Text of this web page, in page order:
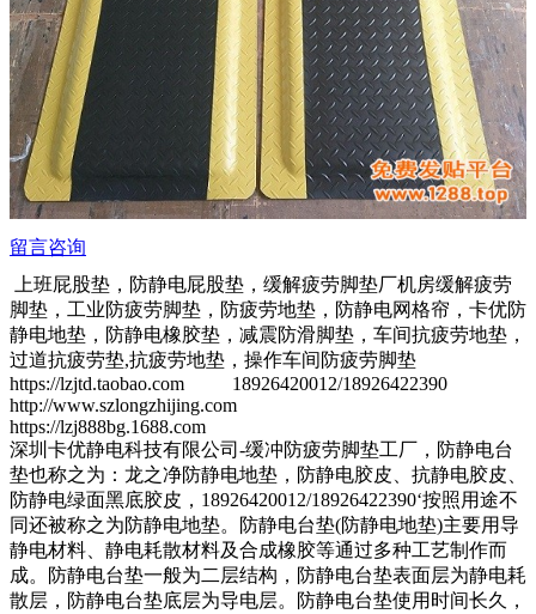
留言咨询
上班屁股垫，防静电屁股垫，缓解疲劳脚垫厂机房缓解疲劳
脚垫，工业防疲劳脚垫，防疲劳地垫，防静电网格帘，卡优防
静电地垫，防静电橡胶垫，减震防滑脚垫，车间抗疲劳地垫，
过道抗疲劳垫,抗疲劳地垫，操作车间防疲劳脚垫
https://lzjtd.taobao.com 18926420012/18926422390
http://www.szlongzhijing.com
https://lzj888bg.1688.com
深圳卡优静电科技有限公司-缓冲防疲劳脚垫工厂，防静电台
垫也称之为：龙之净防静电地垫，防静电胶皮、抗静电胶皮、
防静电绿面黑底胶皮，18926420012/18926422390‘按照用途不
同还被称之为防静电地垫。防静电台垫(防静电地垫)主要用导
静电材料、静电耗散材料及合成橡胶等通过多种工艺制作而
成。防静电台垫一般为二层结构，防静电台垫表面层为静电耗
散层，防静电台垫底层为导电层。防静电台垫使用时间长久，